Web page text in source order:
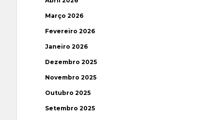
Março 2026
Fevereiro 2026
Janeiro 2026
Dezembro 2025
Novembro 2025
Outubro 2025
Setembro 2025